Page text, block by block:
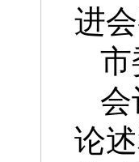
进会
市
论